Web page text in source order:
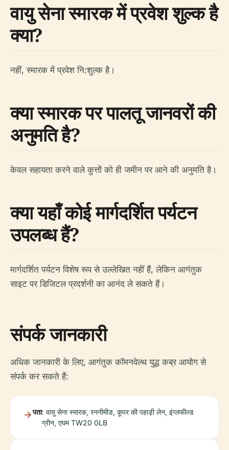
वायु सेना स्मारक में प्रवेश शुल्क है
क्या?
नहीं, स्मारक में प्रवेश नि:शुल्क है।
क्या स्मारक पर पालतू जानवरों की
अनुमति है?
केवल सहायता करने वाले कुत्तों को ही जमीन पर आने की अनुमति है।
क्या यहाँ कोई मार्गदर्शित पर्यटन
उपलब्ध हैं?
मार्गदर्शित पर्यटन विशेष रूप से उल्लेखित नहीं हैं, लेकिन आगंतुक
साइट पर डिजिटल प्रदर्शनी का आनंद ले सकते हैं।
संपर्क जानकारी
अधिक जानकारी के लिए, आगंतुक कॉमनवेल्थ युद्ध कब्र आयोग से
संपर्क कर सकते हैं:
पता: वायु सेना स्मारक, रननीमीड, कूपर की पहाड़ी लेन, इंग्लफील्ड
ग्रीन, एघम TW20 0LB